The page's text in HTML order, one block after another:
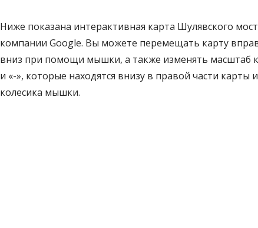
Ниже показана интерактивная карта Шулявского
компании Google. Вы можете перемещать карту
вниз при помощи мышки, а также изменять масштаб
и «-», которые находятся внизу в правой части
колесика мышки.